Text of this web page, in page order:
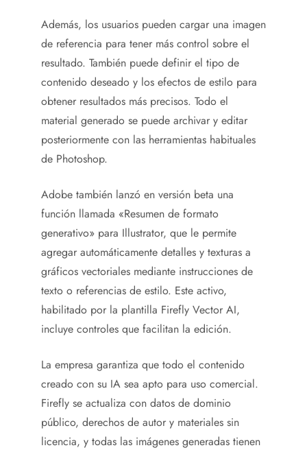
Además, los usuarios pueden cargar una imagen
de referencia para tener más control sobre el
resultado. También puede definir el tipo de
contenido deseado y los efectos de estilo para
obtener resultados más precisos. Todo el
material generado se puede archivar y editar
posteriormente con las herramientas habituales
de Photoshop.
Adobe también lanzó en versión beta una
función llamada «Resumen de formato
generativo» para Illustrator, que le permite
agregar automáticamente detalles y texturas a
gráficos vectoriales mediante instrucciones de
texto o referencias de estilo. Este activo,
habilitado por la plantilla Firefly Vector AI,
incluye controles que facilitan la edición.
La empresa garantiza que todo el contenido
creado con su IA sea apto para uso comercial.
Firefly se actualiza con datos de dominio
público, derechos de autor y materiales sin
licencia, y todas las imágenes generadas tienen